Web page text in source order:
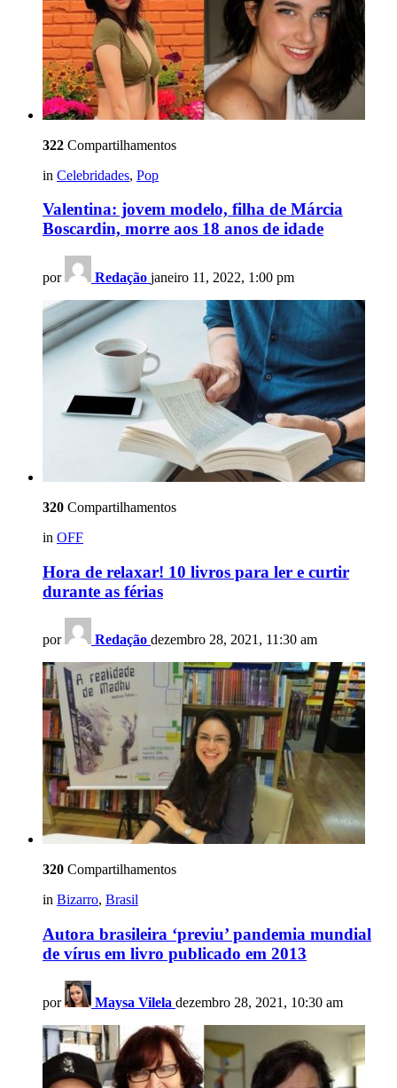
322 Compartilhamentos
in Celebridades, Pop
Valentina: jovem modelo, filha de Márcia
Boscardin, morre aos 18 anos de idade
por Redação janeiro 11, 2022, 1:00 pm
320 Compartilhamentos
in OFF
Hora de relaxar! 10 livros para ler e curtir
durante as férias
por Redação dezembro 28, 2021, 11:30 am
320 Compartilhamentos
in Bizarro, Brasil
Autora brasileira ‘previu’ pandemia mundial
de vírus em livro publicado em 2013
por Maysa Vilela dezembro 28, 2021, 10:30 am